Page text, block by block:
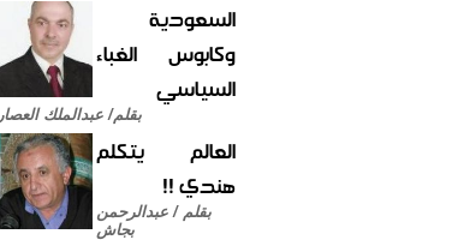
السعودية
وكابوس الغباء
السياسي
بقلم/ عبدالملك العصار
العالم يتكلم
هندي !!
بقلم / عبدالرحمن
بجاش